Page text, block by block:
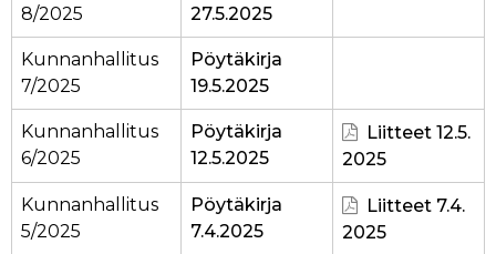
8/2025
27.5.2025
Kunnanhallitus
7/2025
Pöytäkirja
19.5.2025
Kunnanhallitus
6/2025
Pöytäkirja
12.5.2025
Liitteet 12.5.
2025
Kunnanhallitus
5/2025
Pöytäkirja
7.4.2025
Liitteet 7.4.
2025